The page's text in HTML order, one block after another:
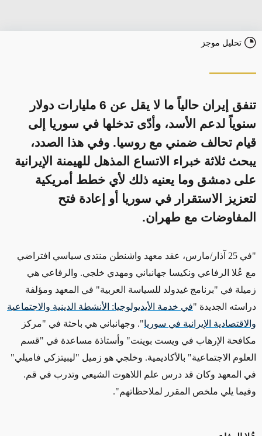
تحليل موجز
تنفق إيران حالياً ما لا يقل عن 6 مليارات دولار
سنوياً لدعم الأسد، وأدّى تدخلها في سوريا إلى
قيام تحالف ضمني مع روسيا. وفي هذا الصدد،
يبحث ثلاثة خبراء الاتساع المذهل للهيمنة الإيرانية
على دمشق وما يعنيه ذلك لأي خطط أمريكية
لتعزيز الاستقرار في سوريا أو إعادة فتح
المفاوضات مع طهران.
"في 25 آذار/مارس، عقد معهد واشنطن منتدى سياسي افتراضي
مع عُلا الرفاعي ونكيسا جهانباني ومهدي خلجي. والرفاعي هي
زميلة في "برنامج غيدولد للسياسة العربية" في المعهد ومؤلفة
دراسته الجديدة "في خدمة الأيديولوجيا: الأنشطة الدينية والاجتماعية
والاقتصادية الإيرانية في سوريا". وجهانباني هي باحثة في "مركز
مكافحة الإرهاب في ويست بوينت" وأستاذة مساعدة في "قسم
العلوم الاجتماعية" بالأكاديمية. وخلجي هو زميل "ليبيتزكي فاميلي"
في المعهد وكان قد درس علم اللاهوت الشيعي وتدرب في قم.
وفيما يلي ملخص المقرر لملاحظاتهم".